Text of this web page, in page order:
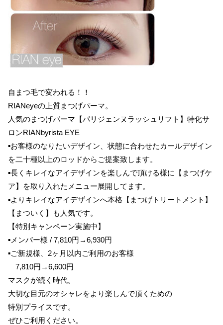
自まつ毛で変われる！！
RIANeyeの上質まつげパーマ。
人気のまつげパーマ【パリジェンヌラッシュリフト】特化サ
ロンRIANbyrista EYE
▪︎お客様のなりたいデザイン、状態に合わせたカールデザイン
を二十種以上のロッドからご提案致します。
▪︎長くキレイなアイデザインを楽しんで頂ける様に【まつげケ
ア】を取り入れたメニュー展開してます。
▪︎よりキレイなアイデザインへ本格【まつげトリートメント】
【まついく】も人気です。
【特別キャンペーン実施中】
▪︎ メンバー様 / 7,810円 →6,930円
▪︎ご新規様、 2ヶ月以内ご利用のお客様
7,810円 →6,600円
マスクが続く時代。
大切な目元のオシャレをより楽しんで頂くための
特別プライスです。
ぜひご利用ください。